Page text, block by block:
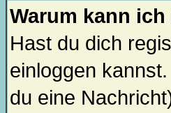
Warum kann
Hast du dich
einloggen
du eine